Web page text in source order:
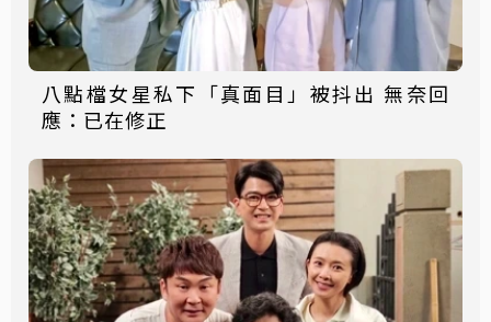
八點檔女星私下「真面目」被抖出 無奈回
應：已在修正